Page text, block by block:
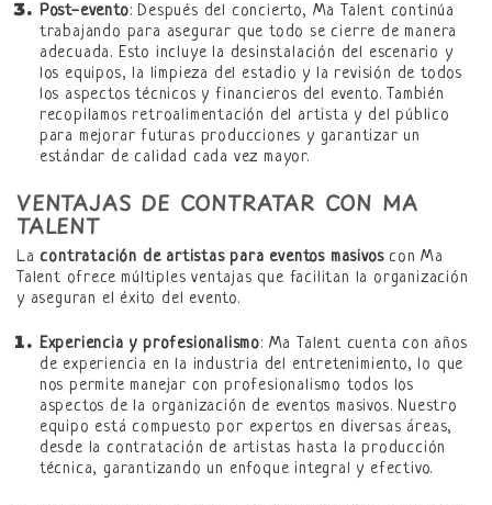
Post-evento: Después del concierto, Ma Talent continúa
trabajando para asegurar que todo se cierre de manera
adecuada. Esto incluye la desinstalación del escenario y
los equipos, la limpieza del estadio y la revisión de todos
los aspectos técnicos y financieros del evento. También
recopilamos retroalimentación del artista y del público
para mejorar futuras producciones y garantizar un
estándar de calidad cada vez mayor.
VENTAJAS DE CONTRATAR CON MA
TALENT
La contratación de artistas para eventos masivoscon Ma
Talent ofrece múltiples ventajas que facilitan la organización
y aseguran el éxito del evento.
Experiencia y profesionalismo: Ma Talent cuenta con años
de experiencia en la industria del entretenimiento, lo que
nos permite manejar con profesionalismo todos los
aspectos de la organización de eventos masivos. Nuestro
equipo está compuesto por expertos en diversas áreas,
desde la contratación de artistas hasta la producción
técnica, garantizando un enfoque integral y efectivo.